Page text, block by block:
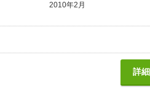
2010年2月
詳